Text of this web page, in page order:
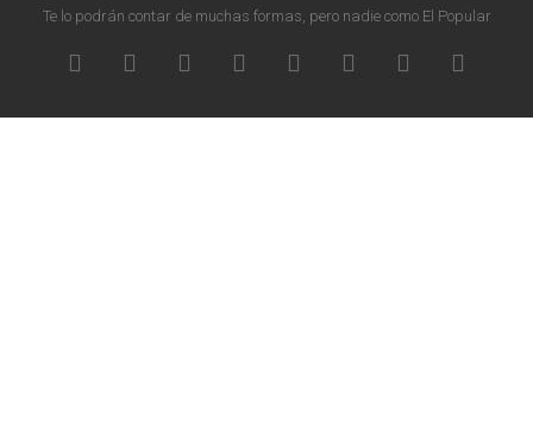
Te lo podrán contar de muchas formas, pero nadie como El Popular